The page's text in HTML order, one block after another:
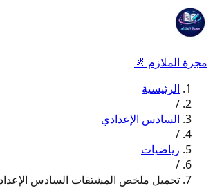
مجرة الملازم 🌌
الرئيسية
/
السادس الإعدادي
/
رياضيات
/
تحميل ملخص المشتقات السادس الإعدادي